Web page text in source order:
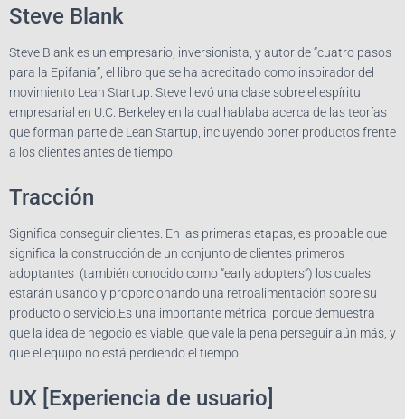
Steve Blank
Steve Blank es un empresario, inversionista, y autor de “cuatro pasos
para la Epifanía”, el libro que se ha acreditado como inspirador del
movimiento Lean Startup. Steve llevó una clase sobre el espíritu
empresarial en U.C. Berkeley en la cual hablaba acerca de las teorías
que forman parte de Lean Startup, incluyendo poner productos frente
a los clientes antes de tiempo.
Tracción
Significa conseguir clientes. En las primeras etapas, es probable que
significa la construcción de un conjunto de clientes primeros
adoptantes (también conocido como “early adopters”) los cuales
estarán usando y proporcionando una retroalimentación sobre su
producto o servicio.Es una importante métrica porque demuestra
que la idea de negocio es viable, que vale la pena perseguir aún más, y
que el equipo no está perdiendo el tiempo.
UX [Experiencia de usuario]